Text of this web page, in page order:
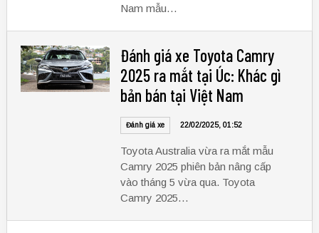
Nam mẫu…
Đánh giá xe Toyota Camry
2025 ra mắt tại Úc: Khác gì
bản bán tại Việt Nam
Đánh giá xe 22/02/2025, 01:52
Toyota Australia vừa ra mắt mẫu
Camry 2025 phiên bản nâng cấp
vào tháng 5 vừa qua. Toyota
Camry 2025…